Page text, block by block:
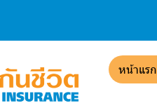
หน้าแรก